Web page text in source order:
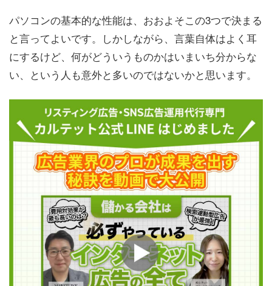
パソコンの基本的な性能は、おおよそこの3つで決まる
と言ってよいです。しかしながら、言葉自体はよく耳
にするけど、何がどういうものかはいまいち分からな
い、という人も意外と多いのではないかと思います。